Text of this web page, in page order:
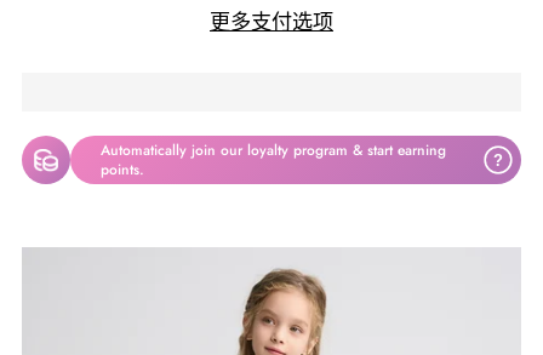
更多支付选项
Automatically join our loyalty program & start earning
points.
?